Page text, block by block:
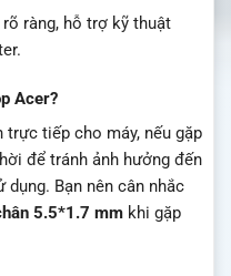
ràng, hỗ trợ kỹ thuật
Acer?
trực tiếp cho máy, nếu gặp
để tránh ảnh hưởng đến
Bạn nên cân nhắc
5.5*1.7 mm khi gặp